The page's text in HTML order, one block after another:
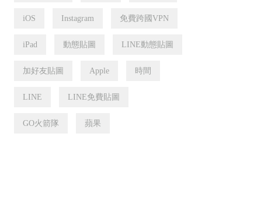
iOS Instagram 免費跨國VPN
iPad 動態貼圖 LINE動態貼圖
加好友貼圖 Apple 時間
LINE LINE免費貼圖
GO火箭隊 蘋果